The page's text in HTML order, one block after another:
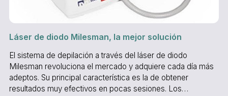
Láser de diodo Milesman, la mejor solución
El sistema de depilación a través del láser de diodo
Milesman revoluciona el mercado y adquiere cada día más
adeptos. Su principal característica es la de obtener
resultados muy efectivos en pocas sesiones. Los